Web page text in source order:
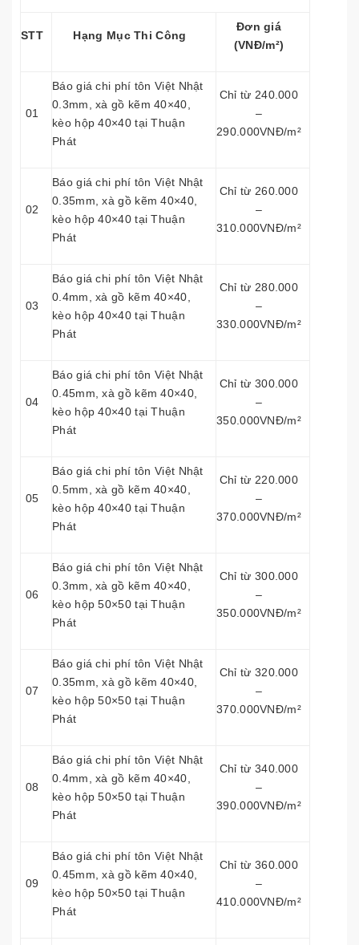
STT Hạng Mục Thi Công
Đơn giá
(VNĐ/m²)
01
Báo giá chi phí tôn Việt Nhật
0.3mm, xà gồ kẽm 40×40,
kèo hộp 40×40 tại Thuận
Phát
Chỉ từ 240.000
–
290.000VNĐ/m²
02
Báo giá chi phí tôn Việt Nhật
0.35mm, xà gồ kẽm 40×40,
kèo hộp 40×40 tại Thuận
Phát
Chỉ từ 260.000
–
310.000VNĐ/m²
03
Báo giá chi phí tôn Việt Nhật
0.4mm, xà gồ kẽm 40×40,
kèo hộp 40×40 tại Thuận
Phát
Chỉ từ 280.000
–
330.000VNĐ/m²
04
Báo giá chi phí tôn Việt Nhật
0.45mm, xà gồ kẽm 40×40,
kèo hộp 40×40 tại Thuận
Phát
Chỉ từ 300.000
–
350.000VNĐ/m²
05
Báo giá chi phí tôn Việt Nhật
0.5mm, xà gồ kẽm 40×40,
kèo hộp 40×40 tại Thuận
Phát
Chỉ từ 220.000
–
370.000VNĐ/m²
06
Báo giá chi phí tôn Việt Nhật
0.3mm, xà gồ kẽm 40×40,
kèo hộp 50×50 tại Thuận
Phát
Chỉ từ 300.000
–
350.000VNĐ/m²
07
Báo giá chi phí tôn Việt Nhật
0.35mm, xà gồ kẽm 40×40,
kèo hộp 50×50 tại Thuận
Phát
Chỉ từ 320.000
–
370.000VNĐ/m²
08
Báo giá chi phí tôn Việt Nhật
0.4mm, xà gồ kẽm 40×40,
kèo hộp 50×50 tại Thuận
Phát
Chỉ từ 340.000
–
390.000VNĐ/m²
09
Báo giá chi phí tôn Việt Nhật
0.45mm, xà gồ kẽm 40×40,
kèo hộp 50×50 tại Thuận
Phát
Chỉ từ 360.000
–
410.000VNĐ/m²